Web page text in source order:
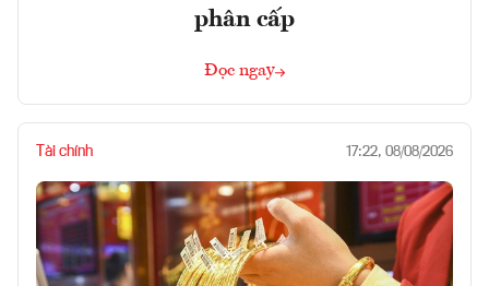
phân cấp
Đọc ngay
Tài chính 17:22, 08/08/2026